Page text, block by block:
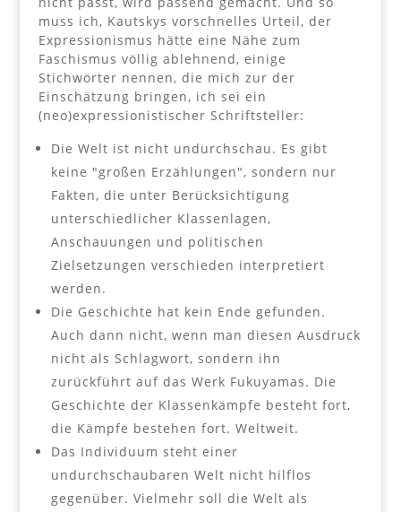
muss ich, Kautskys vorschnelles Urteil, der
Expressionismus hätte eine Nähe zum
Faschismus völlig ablehnend, einige
Stichwörter nennen, die mich zur der
Einschätzung bringen, ich sei ein
(neo)expressionistischer Schriftsteller:
Die Welt ist nicht undurchschau. Es gibt
keine "großen Erzählungen", sondern nur
Fakten, die unter Berücksichtigung
unterschiedlicher Klassenlagen,
Anschauungen und politischen
Zielsetzungen verschieden interpretiert
werden.
Die Geschichte hat kein Ende gefunden.
Auch dann nicht, wenn man diesen Ausdruck
nicht als Schlagwort, sondern ihn
zurückführt auf das Werk Fukuyamas. Die
Geschichte der Klassenkämpfe besteht fort,
die Kämpfe bestehen fort. Weltweit.
Das Individuum steht einer
undurchschaubaren Welt nicht hilflos
gegenüber. Vielmehr soll die Welt als